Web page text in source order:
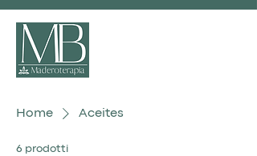
Home Aceites
6 prodotti